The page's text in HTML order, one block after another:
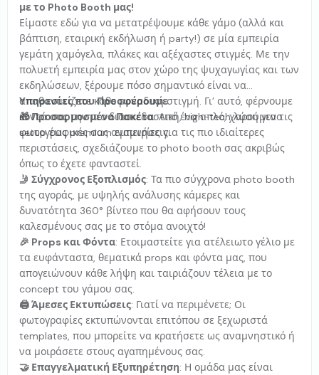
με το Photo Booth μας!
Είμαστε εδώ για να μετατρέψουμε κάθε γάμο (αλλά και
βάπτιση, εταιρική εκδήλωση ή party!) σε μία εμπειρία
γεμάτη χαμόγελα, πλάκες και αξέχαστες στιγμές. Με την
πολυετή εμπειρία μας στον χώρο της ψυχαγωγίας και των
εκδηλώσεων, ξέρουμε πόσο σημαντικό είναι να
απαθανατίζετε κάθε μοναδική στιγμή. Γι’ αυτό, φέρνουμε
κοντά σας την πιο διασκεδαστική, high-tech λύση για τις
φωτογραφικές σας αναμνήσεις.
Υπηρεσίες που Προσφέρουμε
🎁 Προσαρμοσμένα Πακέτα: Από ένα απλό, χαρούμενο
setup έως premium εμπειρίες για τις πιο ιδιαίτερες
περιστάσεις, σχεδιάζουμε το photo booth σας ακριβώς
όπως το έχετε φανταστεί.
🤳 Σύγχρονος Εξοπλισμός: Τα πιο σύγχρονα photo booth
της αγοράς, με υψηλής ανάλυσης κάμερες και
δυνατότητα 360° βίντεο που θα αφήσουν τους
καλεσμένους σας με το στόμα ανοιχτό!
🎉 Props και Φόντα: Ετοιμαστείτε για ατέλειωτο γέλιο με
τα ευφάνταστα, θεματικά props και φόντα μας, που
απογειώνουν κάθε λήψη και ταιριάζουν τέλεια με το
concept του γάμου σας.
🖨 Άμεσες Εκτυπώσεις: Γιατί να περιμένετε; Οι
φωτογραφίες εκτυπώνονται επιτόπου σε ξεχωριστά
templates, που μπορείτε να κρατήσετε ως αναμνηστικό ή
να μοιράσετε στους αγαπημένους σας.
🤝 Επαγγελματική Εξυπηρέτηση: Η ομάδα μας είναι